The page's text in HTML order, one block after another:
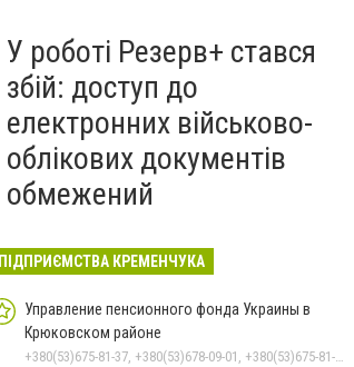
У роботі Резерв+ стався
збій: доступ до
електронних військово-
облікових документів
обмежений
ПІДПРИЄМСТВА КРЕМЕНЧУКА
Управление пенсионного фонда Украины в
Крюковском районе
+380(53)675-81-37, +380(53)678-09-01, +380(53)675-81-32, +380(53)675-81-40, +380(53)675-81-33, +380(53)675-81-38, +380(53)675-81-31, +380(53)678-08-87